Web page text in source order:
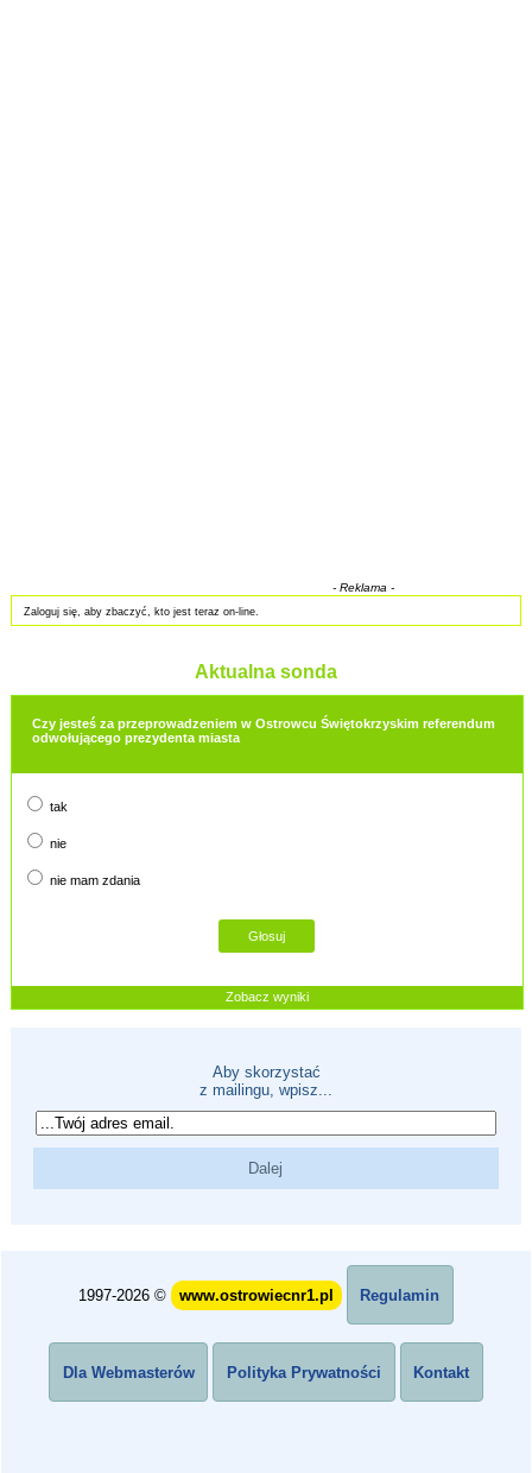
- Reklama -
Zaloguj się, aby zbaczyć, kto jest teraz on-line.
Aktualna sonda
Czy jesteś za przeprowadzeniem w Ostrowcu Świętokrzyskim referendum
odwołującego prezydenta miasta
tak
nie
nie mam zdania
Zobacz wyniki
Aby skorzystać
z mailingu, wpisz...
1997-2026 © www.ostrowiecnr1.pl Regulamin
Dla Webmasterów Polityka Prywatności Kontakt